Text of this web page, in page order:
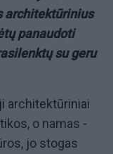
architektūrinius
panaudoti
su geru
architektūriniai
o namas -
jo stogas